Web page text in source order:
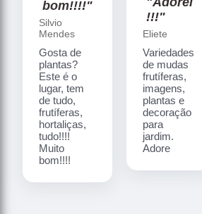
bom!!!!"
Silvio
Mendes
Gosta de
plantas?
Este é o
lugar, tem
de tudo,
frutíferas,
hortaliças,
tudo!!!!
Muito
bom!!!!
!!!"
Eliete
Variedades
de mudas
frutíferas,
imagens,
plantas e
decoração
para
jardim.
Adore